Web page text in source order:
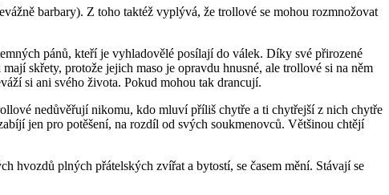
barbary). Z toho taktéž vyplývá, že trollové se mohou rozmnožovat
pánů, kteří je vyhladovělé posílají do válek. Díky své přirozené
skřety, protože jejich maso je opravdu hnusné, ale trollové si na něm
si ani svého života. Pokud mohou tak drancují.
nedůvěřují nikomu, kdo mluví příliš chytře a ti chytřejší z nich chytře
jen pro potěšení, na rozdíl od svých soukmenovců. Většinou chtějí
hvozdů plných přátelských zvířat a bytostí, se časem mění. Stávají se